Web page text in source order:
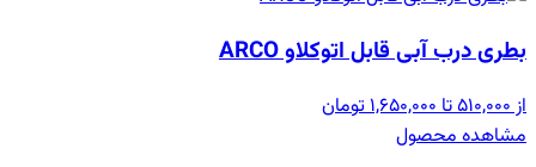
بطری درب آبی قابل اتوکلاو ARCO
از 510,000 تا 1,650,000 تومان
مشاهده محصول